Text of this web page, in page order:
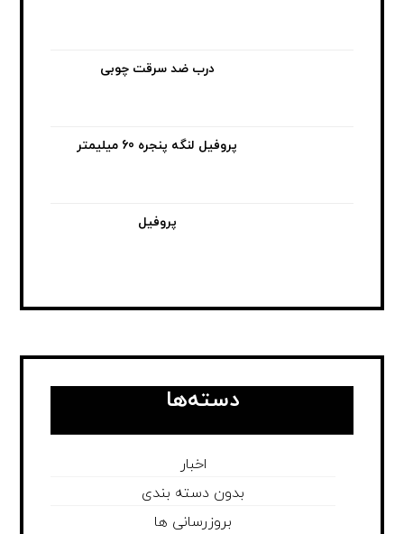
درب ضد سرقت چوبی
پروفیل لنگه پنجره 60 میلیمتر
پروفیل
دسته‌ها
اخبار
بدون دسته بندی
بروزرسانی ها